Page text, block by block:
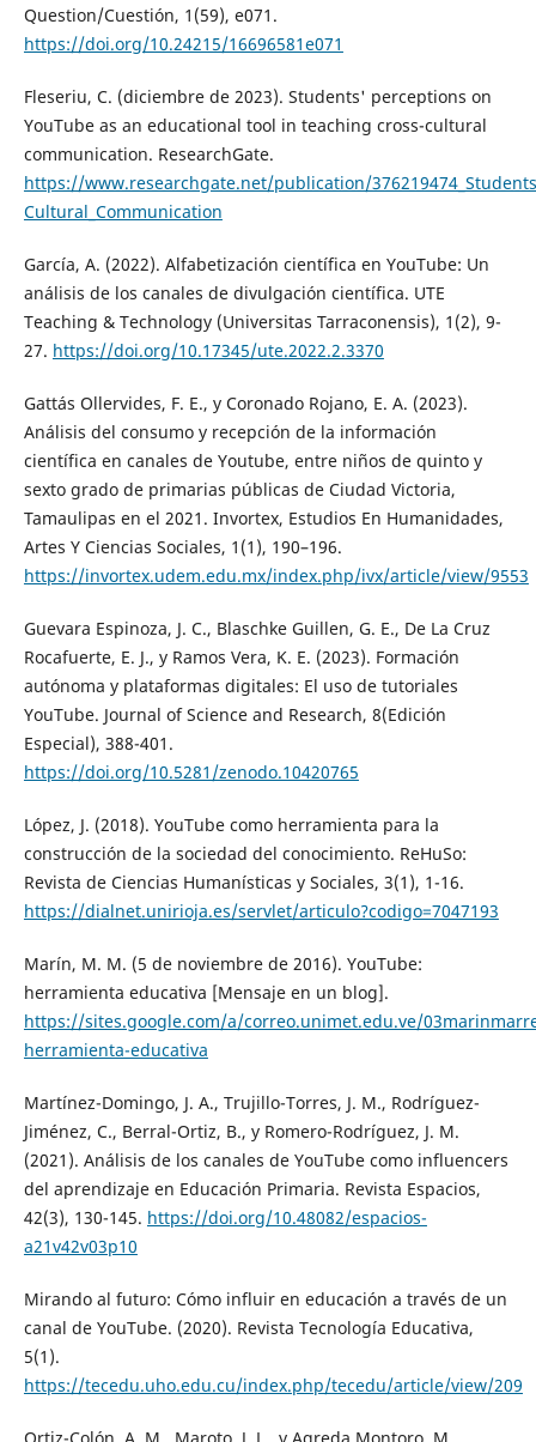
Question/Cuestión, 1(59), e071.
https://doi.org/10.24215/16696581e071
Fleseriu, C. (diciembre de 2023). Students' perceptions on
YouTube as an educational tool in teaching cross-cultural
communication. ResearchGate.
https://www.researchgate.net/publication/
Cultural_Communication
García, A. (2022). Alfabetización científica en YouTube: Un
análisis de los canales de divulgación científica. UTE
Teaching & Technology (Universitas Tarraconensis), 1(2), 9-
27. https://doi.org/10.17345/ute.2022.2.3370
Gattás Ollervides, F. E., y Coronado Rojano, E. A. (2023).
Análisis del consumo y recepción de la información
científica en canales de Youtube, entre niños de quinto y
sexto grado de primarias públicas de Ciudad Victoria,
Tamaulipas en el 2021. Invortex, Estudios En Humanidades,
Artes Y Ciencias Sociales, 1(1), 190–196.
https://invortex.udem.edu.mx/index.php/ivx/article/view/9553
Guevara Espinoza, J. C., Blaschke Guillen, G. E., De La Cruz
Rocafuerte, E. J., y Ramos Vera, K. E. (2023). Formación
autónoma y plataformas digitales: El uso de tutoriales
YouTube. Journal of Science and Research, 8(Edición
Especial), 388-401.
https://doi.org/10.5281/zenodo.10420765
López, J. (2018). YouTube como herramienta para la
construcción de la sociedad del conocimiento. ReHuSo:
Revista de Ciencias Humanísticas y Sociales, 3(1), 1-16.
https://dialnet.unirioja.es/servlet/articulo?codigo=7047193
Marín, M. M. (5 de noviembre de 2016). YouTube:
herramienta educativa [Mensaje en un blog].
https://sites.google.com/a/correo.unimet.edu.ve/
herramienta-educativa
Martínez-Domingo, J. A., Trujillo-Torres, J. M., Rodríguez-
Jiménez, C., Berral-Ortiz, B., y Romero-Rodríguez, J. M.
(2021). Análisis de los canales de YouTube como influencers
del aprendizaje en Educación Primaria. Revista Espacios,
42(3), 130-145. https://doi.org/10.48082/espacios-
a21v42v03p10
Mirando al futuro: Cómo influir en educación a través de un
canal de YouTube. (2020). Revista Tecnología Educativa,
5(1).
https://tecedu.uho.edu.cu/index.php/tecedu/article/view/209